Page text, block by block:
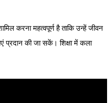
करना महत्वपूर्ण है ताकि उन्हें जीवन
प्रदान की जा सकें। शिक्षा में कला